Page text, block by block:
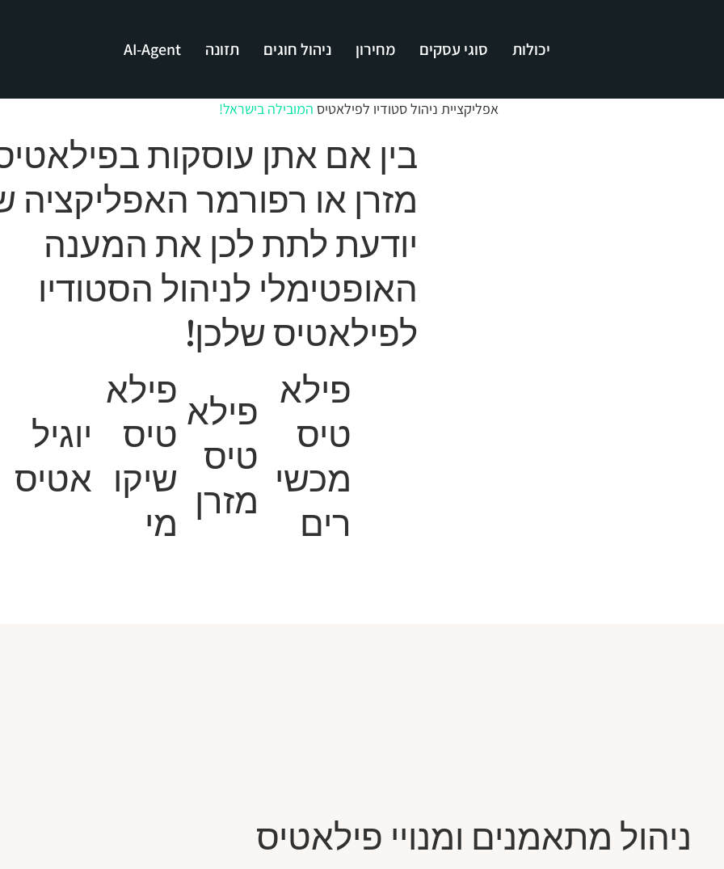
יכולות סוגי עסקים מחירון ניהול חוגים תזונה AI-Agent
פילא
טיס
מכשי
רים
פילא
טיס
מזרן
פילא
טיס
שיקו
מי
יוגיל
אטיס
אפליקציית ניהול סטודיו לפילאטיס המובילה בישראל!
בין אם אתן עוסקות
מזרן או רפורמר האפליקציה
יודעת לתת לכן את המענה
האופטימלי לניהול הסטודיו
לפילאטיס שלכן!
ניהול מתאמנים ומנויי פילאטיס